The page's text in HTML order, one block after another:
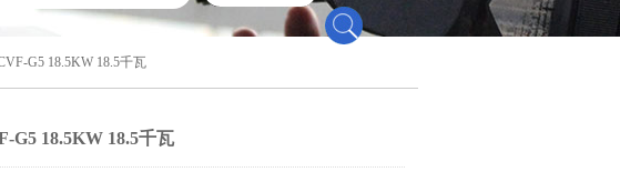
G5 18.5KW 18.5千瓦
G5 18.5KW 18.5千瓦